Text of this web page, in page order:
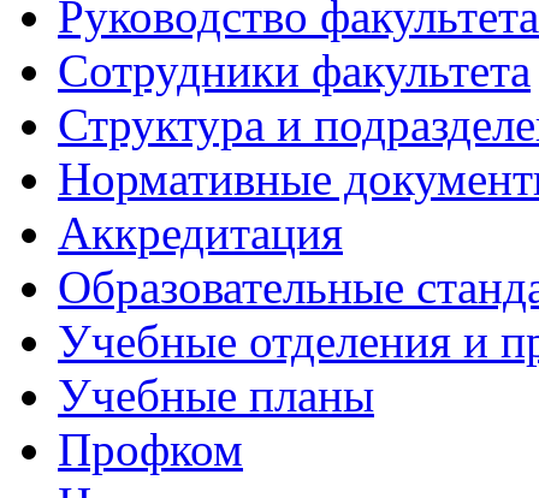
Руководство факультета
Сотрудники факультета
Структура и
Нормативные
Аккредитация
Образовательные
Учебные отделения и
Учебные планы
Профком